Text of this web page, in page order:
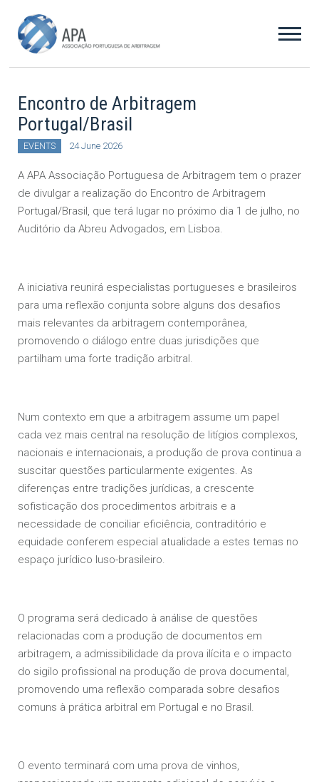
Encontro de Arbitragem
Portugal/Brasil
EVENTS 24 June 2026
A APA Associação Portuguesa de Arbitragem tem o prazer
de divulgar a realização do Encontro de Arbitragem
Portugal/Brasil, que terá lugar no próximo dia 1 de julho, no
Auditório da Abreu Advogados, em Lisboa.
A iniciativa reunirá especialistas portugueses e brasileiros
para uma reflexão conjunta sobre alguns dos desafios
mais relevantes da arbitragem contemporânea,
promovendo o diálogo entre duas jurisdições que
partilham uma forte tradição arbitral.
Num contexto em que a arbitragem assume um papel
cada vez mais central na resolução de litígios complexos,
nacionais e internacionais, a produção de prova continua a
suscitar questões particularmente exigentes. As
diferenças entre tradições jurídicas, a crescente
sofisticação dos procedimentos arbitrais e a
necessidade de conciliar eficiência, contraditório e
equidade conferem especial atualidade a estes temas no
espaço jurídico luso-brasileiro.
O programa será dedicado à análise de questões
relacionadas com a produção de documentos em
arbitragem, a admissibilidade da prova ilícita e o impacto
do sigilo profissional na produção de prova documental,
promovendo uma reflexão comparada sobre desafios
comuns à prática arbitral em Portugal e no Brasil.
O evento terminará com uma prova de vinhos,